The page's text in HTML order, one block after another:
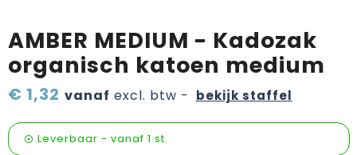
AMBER MEDIUM - Kadozak
organisch katoen medium
€ 1,32 vanaf excl. btw - bekijk staffel
Leverbaar - vanaf 1 st.